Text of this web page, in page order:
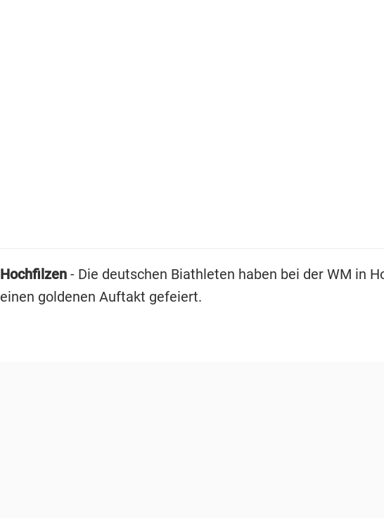
Hochfilzen- Die deutschen Biathleten haben bei der WM in
einen goldenen Auftakt gefeiert.